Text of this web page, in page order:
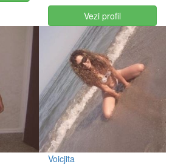
Vezi profil
Voicjita